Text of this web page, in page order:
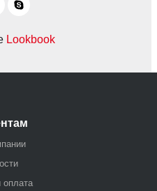
Lookbook
оплата